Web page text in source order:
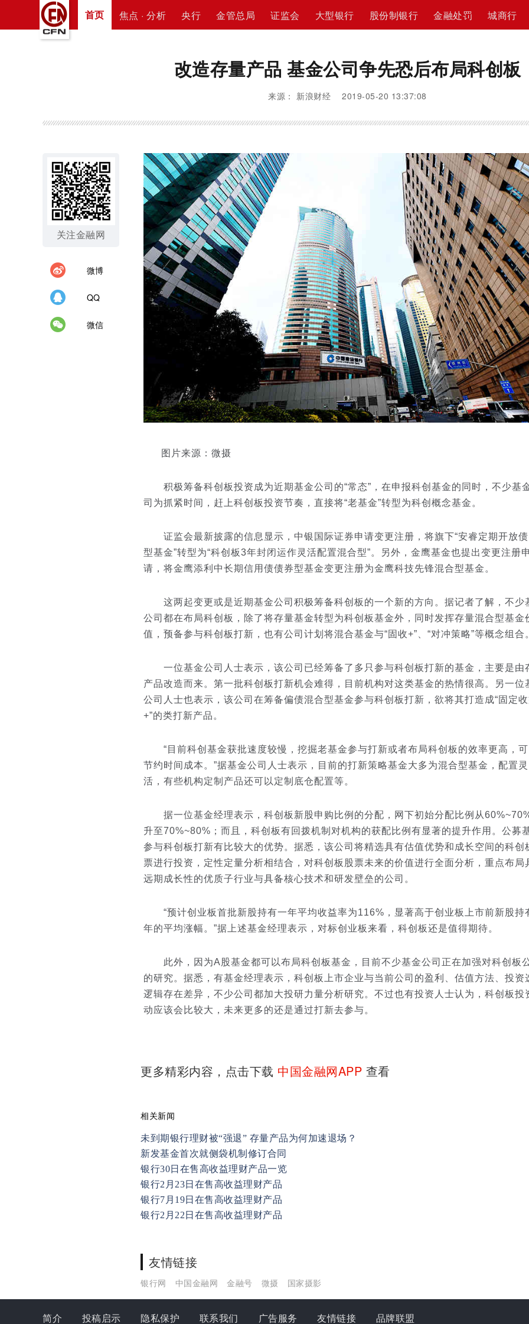
首页 焦点 · 分析 央行 金管总局 证监会 大型银行 股份制银行 金融处罚 城商行
改造存量产品 基金公司争先恐后布局科创板
来源： 新浪财经 2019-05-20 13:37:08
关注金融网
微博
QQ
微信
图片来源：微摄
积极筹备科创板投资成为近期基金公司的“常态”，在申报科创基金的同时，不少基
司为抓紧时间，赶上科创板投资节奏，直接将“老基金”转型为科创概念基金。
证监会最新披露的信息显示，中银国际证券申请变更注册，将旗下“安睿定期开放
型基金”转型为“科创板3年封闭运作灵活配置混合型”。另外，金鹰基金也提出变更注册
请，将金鹰添利中长期信用债债券型基金变更注册为金鹰科技先锋混合型基金。
这两起变更或是近期基金公司积极筹备科创板的一个新的方向。据记者了解，不少
公司都在布局科创板，除了将存量基金转型为科创板基金外，同时发挥存量混合型基金
值，预备参与科创板打新，也有公司计划将混合基金与“固收+”、“对冲策略”等概念组合
一位基金公司人士表示，该公司已经筹备了多只参与科创板打新的基金，主要是由
产品改造而来。第一批科创板打新机会难得，目前机构对这类基金的热情很高。另一位
公司人士也表示，该公司在筹备偏债混合型基金参与科创板打新，欲将其打造成“固定
+”的类打新产品。
“目前科创基金获批速度较慢，挖掘老基金参与打新或者布局科创板的效率更高，
节约时间成本。”据基金公司人士表示，目前的打新策略基金大多为混合型基金，配置灵
活，有些机构定制产品还可以定制底仓配置等。
据一位基金经理表示，科创板新股申购比例的分配，网下初始分配比例从
升至70%~80%；而且，科创板有回拨机制对机构的获配比例有显著的提升作用。公募
参与科创板打新有比较大的优势。据悉，该公司将精选具有估值优势和成长空间的科创
票进行投资，定性定量分析相结合，对科创板股票未来的价值进行全面分析，重点布局
远期成长性的优质子行业与具备核心技术和研发壁垒的公司。
“预计创业板首批新股持有一年平均收益率为116%，显著高于创业板上市前新股持
年的平均涨幅。”据上述基金经理表示，对标创业板来看，科创板还是值得期待。
此外，因为A股基金都可以布局科创板基金，目前不少基金公司正在加强对科创板
的研究。据悉，有基金经理表示，科创板上市企业与当前公司的盈利、估值方法、投资
逻辑存在差异，不少公司都加大投研力量分析研究。不过也有投资人士认为，科创板投
动应该会比较大，未来更多的还是通过打新去参与。
更多精彩内容，点击下载 中国金融网APP 查看
相关新闻
未到期银行理财被“强退” 存量产品为何加速退场？
新发基金首次就侧袋机制修订合同
银行30日在售高收益理财产品一览
银行2月23日在售高收益理财产品
银行7月19日在售高收益理财产品
银行2月22日在售高收益理财产品
友情链接
银行网 中国金融网 金融号 微摄 国家摄影
简介 投稿启示 隐私保护 联系我们 广告服务 友情链接 品牌联盟